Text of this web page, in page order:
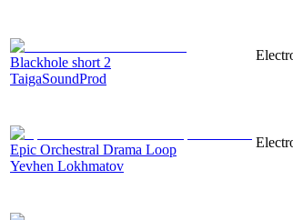
Blackhole short 2
TaigaSoundProd
Epic Orchestral Drama Loop
Yevhen Lokhmatov